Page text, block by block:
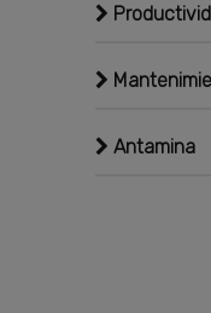
Antamina